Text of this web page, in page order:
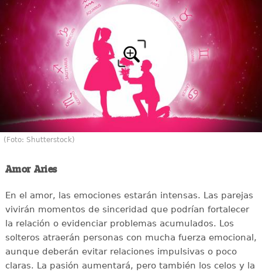
(Foto: Shutterstock)
Amor Aries
En el amor, las emociones estarán intensas. Las parejas
vivirán momentos de sinceridad que podrían fortalecer
la relación o evidenciar problemas acumulados. Los
solteros atraerán personas con mucha fuerza emocional,
aunque deberán evitar relaciones impulsivas o poco
claras. La pasión aumentará, pero también los celos y la